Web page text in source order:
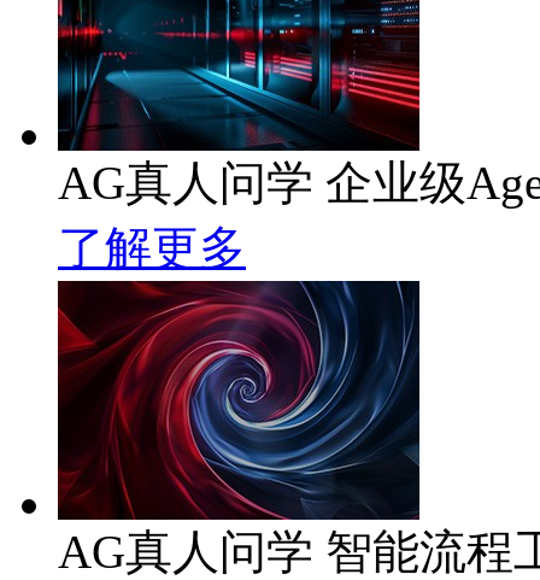
AG真人问学 企业级
了解更多
AG真人问学 智能流程